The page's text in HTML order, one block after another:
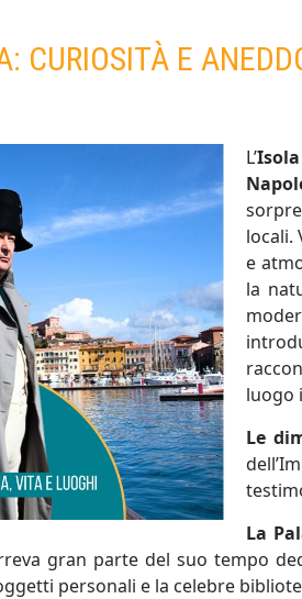
CURIOSITÀ E
L’Isola
locali.
e
la
luogo
Le
La
gran parte del suo tempo
personali e la celebre